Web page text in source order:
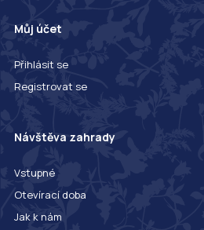
Můj účet
Přihlásit se
Registrovat se
Návštěva zahrady
Vstupné
Otevírací doba
Jak k nám